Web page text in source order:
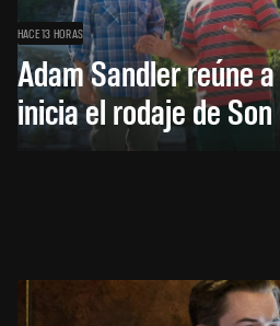
HACE 13 HORAS
Adam Sandler reúne
inicia el rodaje de